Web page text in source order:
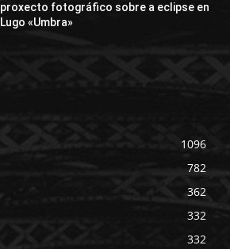
proxecto fotográfico sobre a eclipse en
Lugo «Umbra»
1096
782
362
332
332